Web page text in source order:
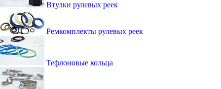
Втулки рулевых реек
Ремкомплекты рулевых реек
Тефлоновые кольца